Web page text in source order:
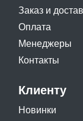
Заказ и
Оплата
Менеджеры
Контакты
Клиенту
Новинки